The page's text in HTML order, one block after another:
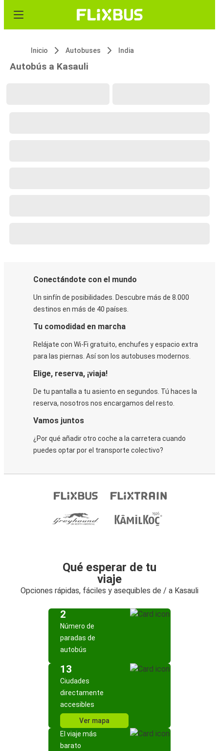
Inicio Autobuses India
Autobús a Kasauli
Conectándote con el mundo
Un sinfín de posibilidades. Descubre más de 8.000
destinos en más de 40 países.
Tu comodidad en marcha
Relájate con Wi-Fi gratuito, enchufes y espacio extra
para las piernas. Así son los autobuses modernos.
Elige, reserva, ¡viaja!
De tu pantalla a tu asiento en segundos. Tú haces la
reserva, nosotros nos encargamos del resto.
Vamos juntos
¿Por qué añadir otro coche a la carretera cuando
puedes optar por el transporte colectivo?
Qué esperar de tu
viaje
Opciones rápidas, fáciles y asequibles de / a Kasauli
2
Número de
paradas de
autobús
13
Ciudades
directamente
accesibles
Ver mapa
El viaje más
barato